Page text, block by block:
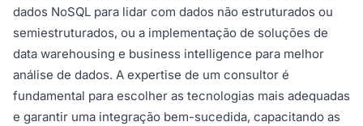
dados NoSQL para lidar com dados não estruturados ou
semiestruturados, ou a implementação de soluções de
data warehousing e business intelligence para melhor
análise de dados. A expertise de um consultor é
fundamental para escolher as tecnologias mais adequadas
e garantir uma integração bem-sucedida, capacitando as